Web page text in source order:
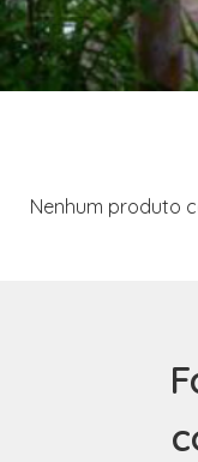
Nenhum produto